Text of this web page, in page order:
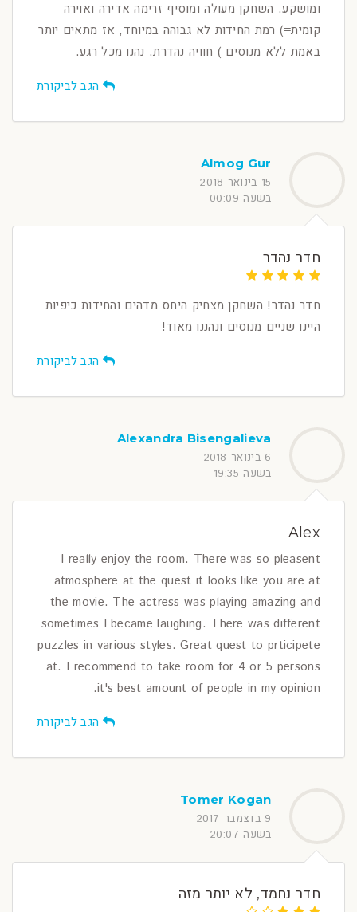
ומושקע. השחקן מעולה ומוסיף זרימה אדירה ואוירה
קומית=) רמת החידות לא גבוהה במיוחד, אז מתאים יותר
באמת ללא מנוסים ) חוויה נהדרת, נהנו מכל רגע.
הגב לביקורת
Almog Gur
15 בינואר 2018
בשעה 00:09
חדר נהדר
חדר נהדר! השחקן מצחיק היחס מדהים והחידות כיפיות
היינו שניים מנוסים ונהננו מאוד!
הגב לביקורת
Alexandra Bisengalieva
6 בינואר 2018
בשעה 19:35
Alex
I really enjoy the room. There was so pleasent
atmosphere at the quest it looks like you are at
the movie. The actress was playing amazing and
sometimes I became laughing. There was different
puzzles in various styles. Great quest to prticipete
at. I recommend to take room for 4 or 5 persons
it's best amount of people in my opinion.
הגב לביקורת
Tomer Kogan
9 בדצמבר 2017
בשעה 20:07
חדר נחמד, לא יותר מזה